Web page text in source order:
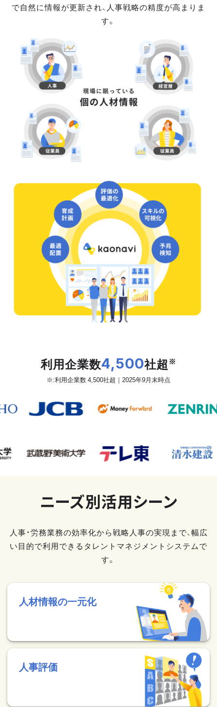
で自然に情報が更新され、人事戦略の精度が高まりま
す。
利用企業数4,500社超 ※
※:利用企業数 4,500社超｜2025年9月末時点
ニーズ別活用シーン
人事・労務業務の効率化から戦略人事の実現まで、幅広
い目的で利用できるタレントマネジメントシステムで
す。
人材情報の一元化
人事評価